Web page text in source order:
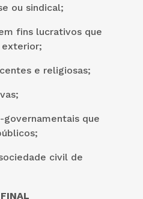
ou sindical;
fins lucrativos que
exterior;
e religiosas;
governamentais que
civil de